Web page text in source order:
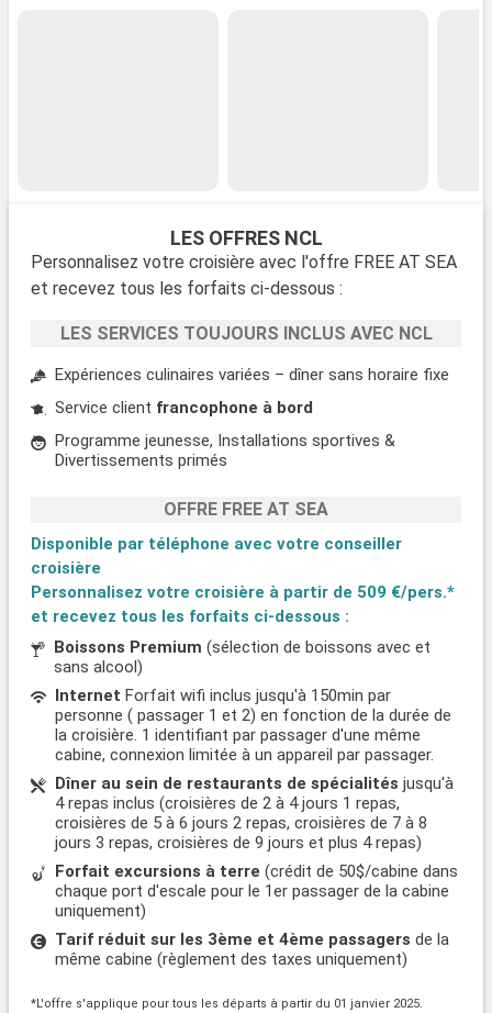
LES OFFRES NCL
Personnalisez votre croisière avec l'offre FREE AT SEA
et recevez tous les forfaits ci-dessous :
LES SERVICES TOUJOURS INCLUS AVEC NCL
Expériences culinaires variées – dîner sans horaire fixe
Service client francophone à bord
Programme jeunesse, Installations sportives &
Divertissements primés
OFFRE FREE AT SEA
Disponible par téléphone avec votre conseiller
croisière
Personnalisez votre croisière à partir de 509 €/pers.*
et recevez tous les forfaits ci-dessous :
Boissons Premium (sélection de boissons avec et
sans alcool)
Internet Forfait wifi inclus jusqu'à 150min par
personne ( passager 1 et 2) en fonction de la durée de
la croisière. 1 identifiant par passager d'une même
cabine, connexion limitée à un appareil par passager.
Dîner au sein de restaurants de spécialités jusqu'à
4 repas inclus (croisières de 2 à 4 jours 1 repas,
croisières de 5 à 6 jours 2 repas, croisières de 7 à 8
jours 3 repas, croisières de 9 jours et plus 4 repas)
Forfait excursions à terre (crédit de 50$/cabine dans
chaque port d'escale pour le 1er passager de la cabine
uniquement)
Tarif réduit sur les 3ème et 4ème passagers de la
même cabine (règlement des taxes uniquement)
*L'offre s'applique pour tous les départs à partir du 01 janvier 2025.